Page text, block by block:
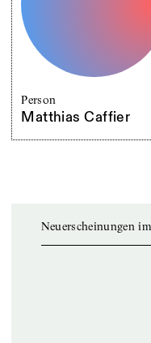
Person
Matthias Caffier
Neuerscheinungen